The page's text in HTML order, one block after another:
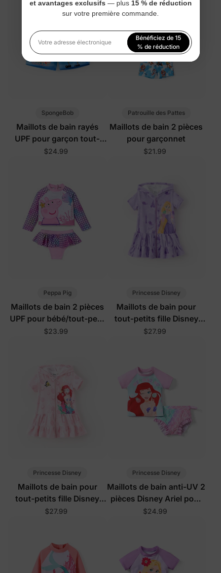
SpongeBob
Maillots de bain rayés
UPF pour garçon tout-
petit/enfant
$24.99
Patrouille des Pattes
Maillots de bain 2 pièces
pour garçonnet
$21.99
Peppa Pig
Maillots de bain 2 pièces
UPF pour bébé/tout-petit
rose
$23.99
Princesse Disney
Maillots de bain pour
tout-petits fille Disney
Raiponce violet
$27.99
Princesse Disney
Maillots de bain pour
tout-petits fille Disney
Ariel rose
$27.99
Princesse Disney
Maillots de bain anti-UV 2
pièces Disney Ariel pour
fillettes, rose
$24.99
et avantages exclusifs — plus 15 % de réduction
sur votre première commande.
Votre adresse électronique
Bénéficiez de 15
% de réduction
En vous inscrivant, vous acceptez notrePolitique de